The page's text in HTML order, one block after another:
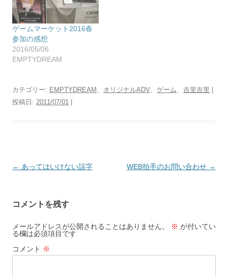
ゲームマーケット2016春
参加の感想
2016/05/06
EMPTYDREAM
カテゴリー: EMPTYDREAM 、 オリジナルADV、 ゲーム、 吉里吉里
投稿日: 2011/07/01
投
ビ
ゲ
ー
シ
← あってはいけない誤字 WEB拍手のお問い合わせ →
コメントを残す
メールアドレスが公開されることはありません。 ※ が付いてい
る欄は必須項目です
コメント ※